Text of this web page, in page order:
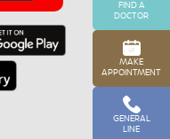
FIND A
DOCTOR
MAKE
APPOINTMENT
GENERAL
LINE